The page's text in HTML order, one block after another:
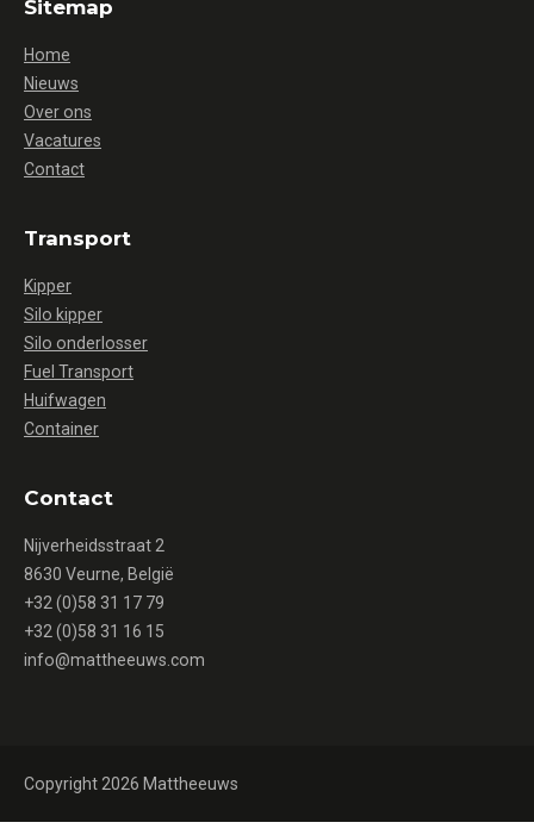
Sitemap
Home
Nieuws
Over ons
Vacatures
Contact
Transport
Kipper
Silo kipper
Silo onderlosser
Fuel Transport
Huifwagen
Container
Contact
Nijverheidsstraat 2
8630 Veurne, België
+32 (0)58 31 17 79
+32 (0)58 31 16 15
info@mattheeuws.com
Copyright 2026 Mattheeuws